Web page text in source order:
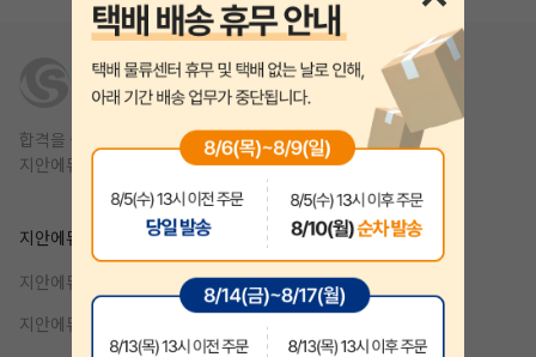
시 수강일 3일 자동 연장! 실기 87% 적중 신화 정
합격을 쉽고 빠르게,
지안에듀는 1년 안에 합격을 목표를 합니다.
지안에듀
지안에듀 공무원
지안에듀 자격증
제휴
강사지원